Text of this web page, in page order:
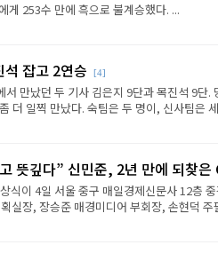
게 253수 만에 흑으로 불계승했다. ...
잡고 2연승 [4]
만났던 두 기사 김은지 9단과 목진석 9단.
더 일찍 만났다. 숙팀은 두 명이, 신사팀은
뜻깊다” 신민준, 2년 만에 되찾은
식이 4일 서울 중구 매일경제신문사 12층
실장, 장승준 매경미디어 부회장, 손현덕 주